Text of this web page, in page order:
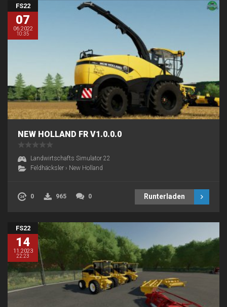
FS22
07
06.2022
10:35
NEW HOLLAND FR V1.0.0.0
Landwirtschafts Simulator 22
Feldhäcksler › New Holland
0 965 0 Runterladen
FS22
14
11.2023
22:23